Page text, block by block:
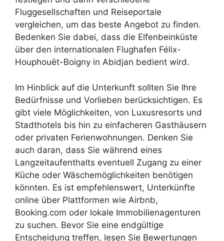
Fluggesellschaften und Reiseportale
vergleichen, um das beste Angebot zu finden.
Bedenken Sie dabei, dass die Elfenbeinküste
über den internationalen Flughafen Félix-
Houphouët-Boigny in Abidjan bedient wird.
Im Hinblick auf die Unterkunft sollten Sie Ihre
Bedürfnisse und Vorlieben berücksichtigen. Es
gibt viele Möglichkeiten, von Luxusresorts und
Stadthotels bis hin zu einfacheren Gasthäusern
oder privaten Ferienwohnungen. Denken Sie
auch daran, dass Sie während eines
Langzeitaufenthalts eventuell Zugang zu einer
Küche oder Wäschemöglichkeiten benötigen
könnten. Es ist empfehlenswert, Unterkünfte
online über Plattformen wie Airbnb,
Booking.com oder lokale Immobilienagenturen
zu suchen. Bevor Sie eine endgültige
Entscheidung treffen, lesen Sie Bewertungen